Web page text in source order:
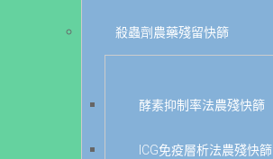
殺蟲劑農藥殘留快篩
酵素抑制率法農殘快篩
ICG免疫層析法農殘快篩